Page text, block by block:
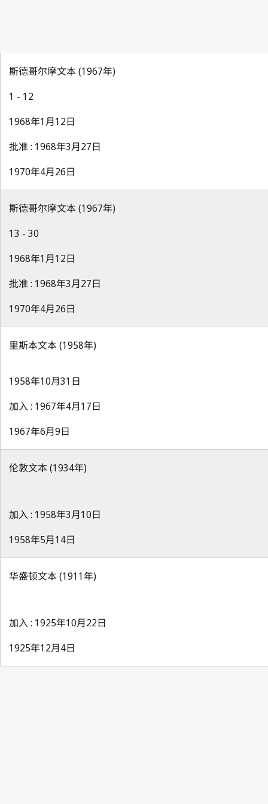
斯德哥尔摩文本 (1967年)
1 - 12
1968年1月12日
批准 : 1968年3月27日
1970年4月26日
斯德哥尔摩文本 (1967年)
13 - 30
1968年1月12日
批准 : 1968年3月27日
1970年4月26日
里斯本文本 (1958年)
1958年10月31日
加入 : 1967年4月17日
1967年6月9日
伦敦文本 (1934年)
加入 : 1958年3月10日
1958年5月14日
华盛顿文本 (1911年)
加入 : 1925年10月22日
1925年12月4日